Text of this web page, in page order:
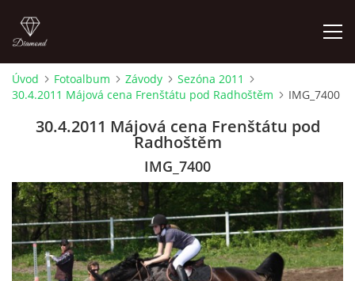
ÚVOD
KONTAKT
SLUŽBY
Úvod Fotoalbum Závody
Sezóna 2011
30.4.2011 Májová cena Frenštátu pod Radhoštěm
IMG_7400
30.4.2011 Májová cena Frenštátu pod
Radhoštěm
IMG_7400